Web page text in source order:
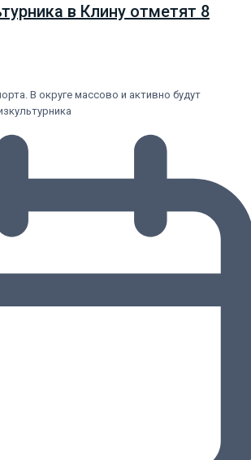
в Клину отметят 8
В округе массово и активно будут